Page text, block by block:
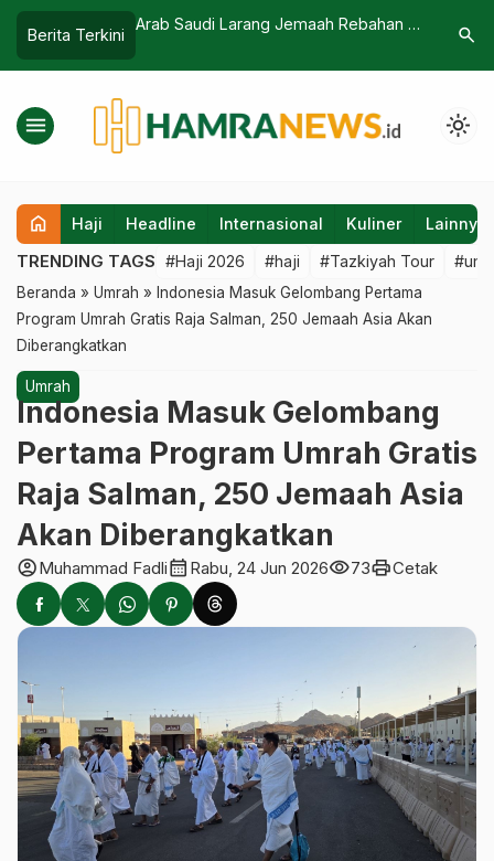
Berita Terkini
Arab Saudi Larang Jemaah Rebahan di
search
menu light_mode
home Haji Headline Internasional Kuliner Lainnya
TRENDING TAGS #Haji 2026 #haji #Tazkiyah Tour
Beranda » Umrah » Indonesia Masuk Gelombang Pertama
Program Umrah Gratis Raja Salman, 250 Jemaah Asia Akan
Diberangkatkan
Umrah
Indonesia Masuk Gelombang
Pertama Program Umrah Gratis
Raja Salman, 250 Jemaah Asia
Akan Diberangkatkan
account_circleMuhammad Fadlicalendar_month Rabu, 24 Jun 2026visibility73printCetak